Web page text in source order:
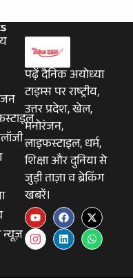
पढ़ें दैनिक अयोध्या
टाइम्स पर राष्ट्रीय,
उत्तर प्रदेश, खेल,
मनोरंजन,
लाइफस्टाइल, धर्म,
शिक्षा और दुनिया से
जुड़ी ताज़ा व ब्रेकिंग
खबरें।
न्यूज़